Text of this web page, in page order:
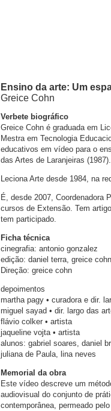
Ensino da arte: Um
Greice Cohn
Verbete biográfico
Greice Cohn é graduada em
Mestra em Tecnologia
educativos em vídeo para o
das Artes de Laranjeiras (1987).
Leciona Arte desde 1984, na
É, desde 2007, Coordenadora
cursos de Extensão. Tem
tem participado.
Ficha técnica
cinegrafia: antonio gonzalez
edição: daniel terra, greice cohn
Direção: greice cohn
depoimentos
martha pagy • curadora e dir.
miguel sayad • dir. largo das
flávio colker • artista
jaqueline vojta • artista
alunos: gabriel soares, daniel
juliana de Paula, lina neves
Memorial da obra
Este vídeo descreve um
audiovisual do conjunto de
contemporânea, permeado